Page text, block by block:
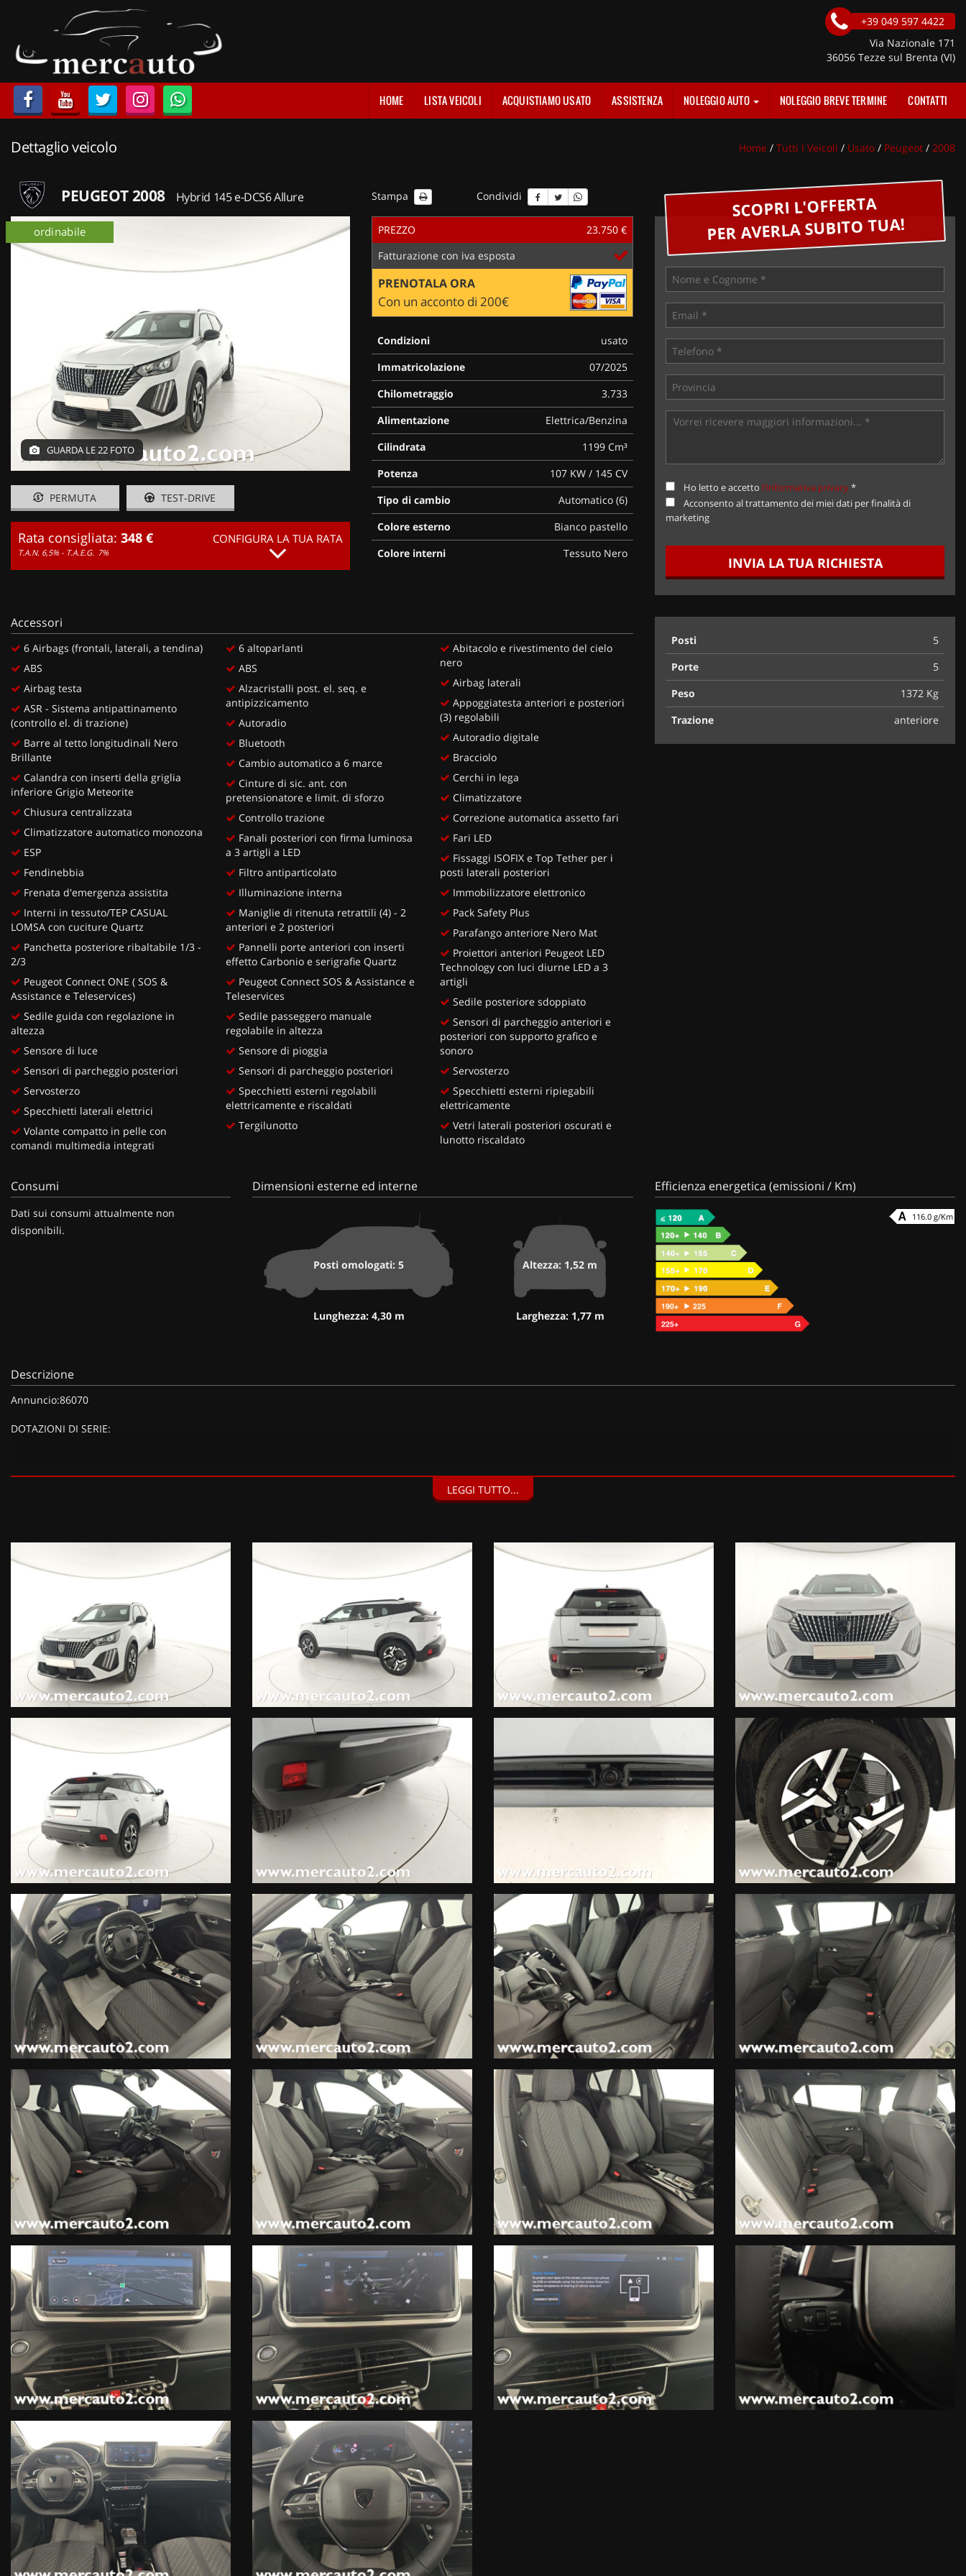
LISTA VEICOLI
ACQUISTIAMO USATO
ASSISTENZA
NOLEGGIO AUTO
NOLEGGIO LUNGO TERMINE
NOLEGGIO BREVE TERMINE
+39 049 597 4422
Via Nazionale 171
36056 Tezze sul Brenta (VI)
HOME LISTA VEICOLI ACQUISTIAMO USATO ASSISTENZA NOLEGGIO AUTO NOLEGGIO BREVE TERMINE CONTATTI
Dettaglio veicolo Home / Tutti I Veicoli / Usato / Peugeot / 2008
PEUGEOT 2008 Hybrid 145 e-DCS6 Allure Stampa Condividi
ordinabile
GUARDA LE 22 FOTO
PERMUTA TEST-DRIVE
Rata consigliata: 348 €
T.A.N. 6,5% - T.A.E.G. 7%
CONFIGURA LA TUA RATA
PREZZO
23.750 €
Fatturazione con iva esposta
PRENOTALA ORA
Con un acconto di 200€
Condizioni
usato
Immatricolazione
07/2025
Chilometraggio
3.733
Alimentazione
Elettrica/Benzina
Cilindrata
1199 Cm³
Potenza
107 KW / 145 CV
Tipo di cambio
Automatico (6)
Colore esterno
Bianco pastello
Colore interni
Tessuto Nero
SCOPRI L'OFFERTA
PER AVERLA SUBITO TUA!
Ho letto e accetto l'informativa privacy*
Acconsento al trattamento dei miei dati per finalità di
marketing
INVIA LA TUA RICHIESTA
Accessori
6 Airbags (frontali, laterali, a tendina)
ABS
Airbag testa
ASR - Sistema antipattinamento
(controllo el. di trazione)
Barre al tetto longitudinali Nero
Brillante
Calandra con inserti della griglia
inferiore Grigio Meteorite
Chiusura centralizzata
Climatizzatore automatico monozona
ESP
Fendinebbia
Frenata d'emergenza assistita
Interni in tessuto/TEP CASUAL
LOMSA con cuciture Quartz
Panchetta posteriore ribaltabile 1/3 -
2/3
Peugeot Connect ONE ( SOS &
Assistance e Teleservices)
Sedile guida con regolazione in
altezza
Sensore di luce
Sensori di parcheggio posteriori
Servosterzo
Specchietti laterali elettrici
Volante compatto in pelle con
comandi multimedia integrati
6 altoparlanti
ABS
Alzacristalli post. el. seq. e
antipizzicamento
Autoradio
Bluetooth
Cambio automatico a 6 marce
Cinture di sic. ant. con
pretensionatore e limit. di sforzo
Controllo trazione
Fanali posteriori con firma luminosa
a 3 artigli a LED
Filtro antiparticolato
Illuminazione interna
Maniglie di ritenuta retrattili (4) - 2
anteriori e 2 posteriori
Pannelli porte anteriori con inserti
effetto Carbonio e serigrafie Quartz
Peugeot Connect SOS & Assistance e
Teleservices
Sedile passeggero manuale
regolabile in altezza
Sensore di pioggia
Sensori di parcheggio posteriori
Specchietti esterni regolabili
elettricamente e riscaldati
Tergilunotto
Abitacolo e rivestimento del cielo
nero
Airbag laterali
Appoggiatesta anteriori e posteriori
(3) regolabili
Autoradio digitale
Bracciolo
Cerchi in lega
Climatizzatore
Correzione automatica assetto fari
Fari LED
Fissaggi ISOFIX e Top Tether per i
posti laterali posteriori
Immobilizzatore elettronico
Pack Safety Plus
Parafango anteriore Nero Mat
Proiettori anteriori Peugeot LED
Technology con luci diurne LED a 3
artigli
Sedile posteriore sdoppiato
Sensori di parcheggio anteriori e
posteriori con supporto grafico e
sonoro
Servosterzo
Specchietti esterni ripiegabili
elettricamente
Vetri laterali posteriori oscurati e
lunotto riscaldato
Posti
5
Porte
5
Peso
1372 Kg
Trazione
anteriore
Consumi
Dati sui consumi attualmente non
disponibili.
Dimensioni esterne ed interne
Posti omologati: 5
Lunghezza: 4,30 m
Altezza: 1,52 m
Larghezza: 1,77 m
Efficienza energetica (emissioni / Km)
116.0 g/Km
Descrizione
Annuncio:86070
DOTAZIONI DI SERIE:
Bianco Pastello, Pack Vision, Pack Drive Assist Plus, Pack Vision & Drive Assist Plus (640 EUR), Pack Navigation, Pack Access, Pack Navigation & Access (720 EUR), Kit riparazione pneumatici
LEGGI TUTTO...